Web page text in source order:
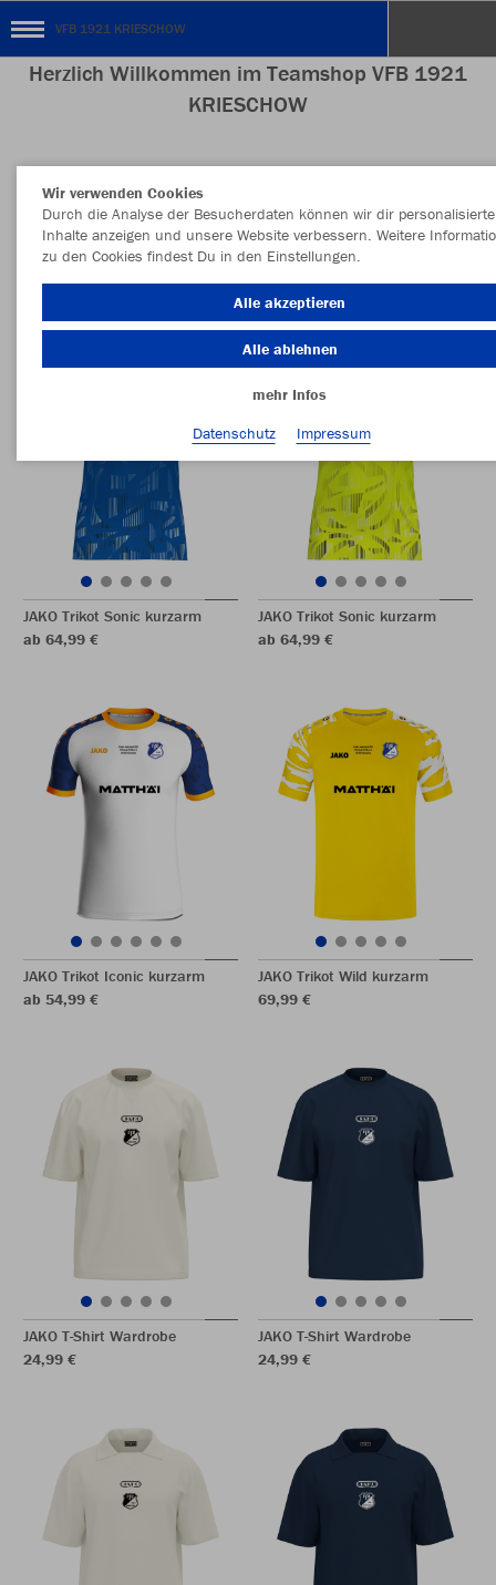
VFB 1921 KRIESCHOW
Herzlich Willkommen im Teamshop VFB 1921
KRIESCHOW
Nachhaltig Farbe
JAKO Trikot Sonic kurzarm
ab 64,99 €
JAKO Trikot Sonic kurzarm
ab 64,99 €
JAKO Trikot Iconic kurzarm
ab 54,99 €
JAKO Trikot Wild kurzarm
69,99 €
JAKO T-Shirt Wardrobe
24,99 €
JAKO T-Shirt Wardrobe
24,99 €
Wir verwenden Cookies
Durch die Analyse der Besucherdaten können wir dir personalisierte
Inhalte anzeigen und unsere Website verbessern. Weitere
zu den Cookies findest Du in den Einstellungen.
Alle akzeptieren
Alle ablehnen
mehr Infos
Datenschutz
Impressum